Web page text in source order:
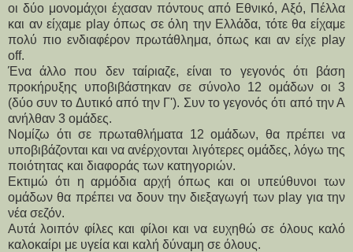
οι δύο μονομάχοι έχασαν πόντους από Εθνικό, Αξό, Πέλλα
και αν είχαμε play όπως σε όλη την Ελλάδα, τότε θα είχαμε
πολύ πιο ενδιαφέρον πρωτάθλημα, όπως και αν είχε play
off.
Ένα άλλο που δεν ταίριαζε, είναι το γεγονός ότι βάση
προκήρυξης υποβιβάστηκαν σε σύνολο 12 ομάδων οι 3
(δύο συν το Δυτικό από την Γ'). Συν το γεγονός ότι από την Α
ανήλθαν 3 ομάδες.
Νομίζω ότι σε πρωταθλήματα 12 ομάδων, θα πρέπει να
υποβιβάζονται και να ανέρχονται λιγότερες ομάδες, λόγω της
ποιότητας και διαφοράς των κατηγοριών.
Εκτιμώ ότι η αρμόδια αρχή όπως και οι υπεύθυνοι των
ομάδων θα πρέπει να δουν την διεξαγωγή των play για την
νέα σεζόν.
Αυτά λοιπόν φίλες και φίλοι και να ευχηθώ σε όλους καλό
καλοκαίρι με υγεία και καλή δύναμη σε όλους.